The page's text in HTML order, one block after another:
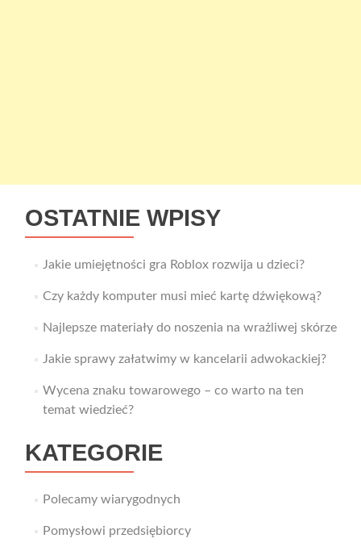
OSTATNIE WPISY
Jakie umiejętności gra Roblox rozwija u dzieci?
Czy każdy komputer musi mieć kartę dźwiękową?
Najlepsze materiały do noszenia na wrażliwej skórze
Jakie sprawy załatwimy w kancelarii adwokackiej?
Wycena znaku towarowego – co warto na ten
temat wiedzieć?
KATEGORIE
Polecamy wiarygodnych
Pomysłowi przedsiębiorcy